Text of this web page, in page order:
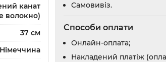
добавки
канат
волокно)
37 см
Німеччина
Cамовивіз.
Способи оплати
Онлайн-оплата;
Накладений платіж